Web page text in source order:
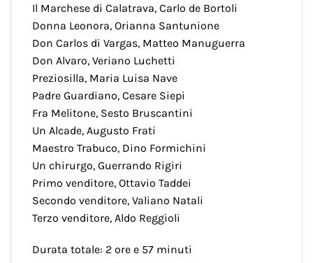
Il Marchese di Calatrava, Carlo de Bortoli
Donna Leonora, Orianna Santunione
Don Carlos di Vargas, Matteo Manuguerra
Don Alvaro, Veriano Luchetti
Preziosilla, Maria Luisa Nave
Padre Guardiano, Cesare Siepi
Fra Melitone, Sesto Bruscantini
Un Alcade, Augusto Frati
Maestro Trabuco, Dino Formichini
Un chirurgo, Guerrando Rigiri
Primo venditore, Ottavio Taddei
Secondo venditore, Valiano Natali
Terzo venditore, Aldo Reggioli
Durata totale: 2 ore e 57 minuti